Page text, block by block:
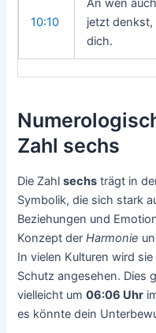
10:10
An wen
jetzt denkst,
dich.
Zahl sechs
Die Zahlsechs trägt in
Symbolik, die sich stark
Beziehungen und
Konzept derHarmonie
In vielen Kulturen wird
Schutz angesehen. Dies
vielleicht um06:06 Uhr
es könnte dein